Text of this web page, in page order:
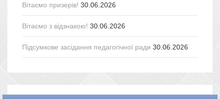
Вітаємо призерів! 30.06.2026
Вітаємо з відзнакою! 30.06.2026
Підсумкове засідання педагогічної ради 30.06.2026